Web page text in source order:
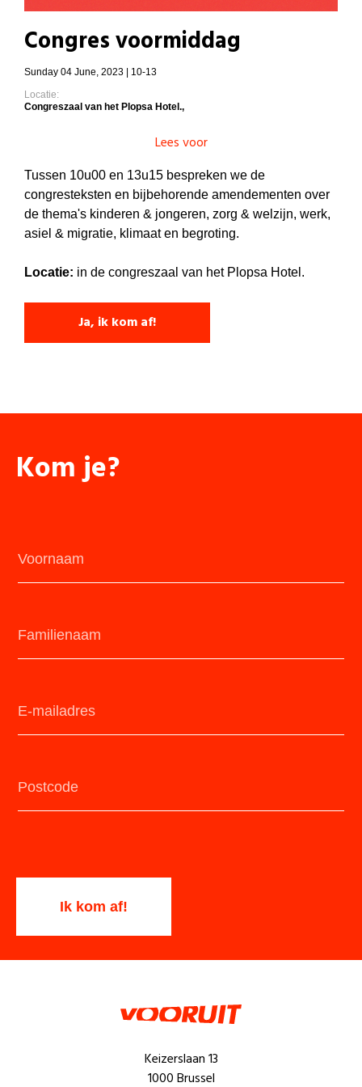
Congres voormiddag
Sunday 04 June, 2023 | 10-13
Locatie:
Congreszaal van het Plopsa Hotel.,
Lees voor
Tussen 10u00 en 13u15 bespreken we de
congresteksten en bijbehorende amendementen over
de thema's kinderen & jongeren, zorg & welzijn, werk,
asiel & migratie, klimaat en begroting.
Locatie: in de congreszaal van het Plopsa Hotel.
Ja, ik kom af!
Kom je?
Keizerslaan 13
1000 Brussel